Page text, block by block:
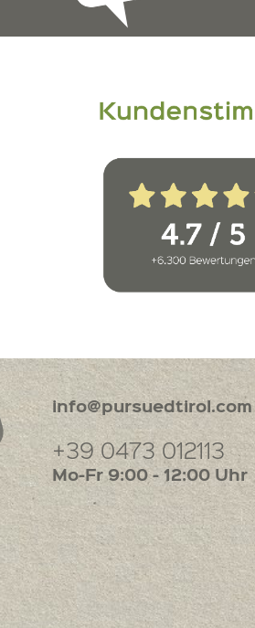
info@pursuedtirol.com
+39 0473 012113
Mo-Fr 9:00 - 12:00 Uhr